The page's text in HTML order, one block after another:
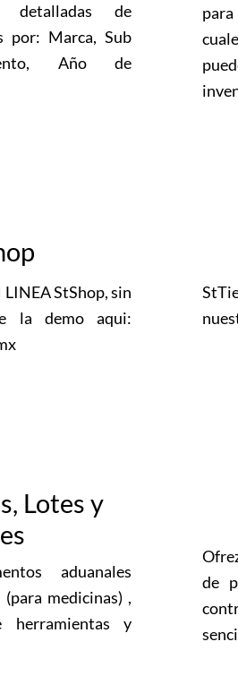
detalladas de
por: Marca, Sub
Año de
StShop, sin
la demo aqui:
Lotes y
aduanales
medicinas) ,
herramientas y
de